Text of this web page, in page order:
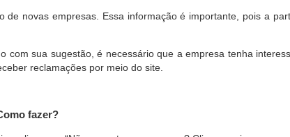
de novas empresas. Essa informação é importante, pois a
com sua sugestão, é necessário que a empresa tenha
reclamações por meio do site.
fazer?